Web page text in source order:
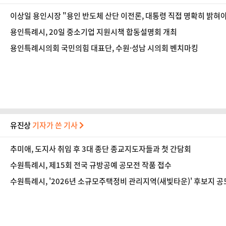
이상일 용인시장 "용인 반도체 산단 이전론, 대통령 직접 명확히 밝혀
용인특례시, 20일 중소기업 지원시책 합동설명회 개최
용인특례시의회 국민의힘 대표단, 수원·성남 시의회 벤치마킹
유진상기자가 쓴 기사
추미애, 도지사 취임 후 3대 종단 종교지도자들과 첫 간담회
수원특례시, 제15회 전국 규방공예 공모전 작품 접수
수원특례시, '2026년 소규모주택정비 관리지역(새빛타운)' 후보지 공